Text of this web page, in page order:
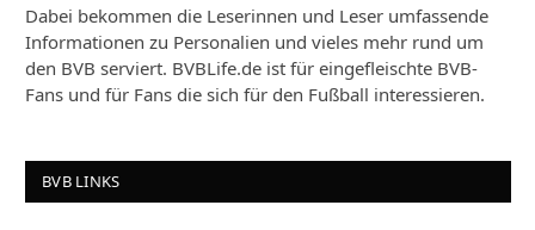
Dabei bekommen die Leserinnen und Leser umfassende
Informationen zu Personalien und vieles mehr rund um
den BVB serviert. BVBLife.de ist für eingefleischte BVB-
Fans und für Fans die sich für den Fußball interessieren.
BVB LINKS